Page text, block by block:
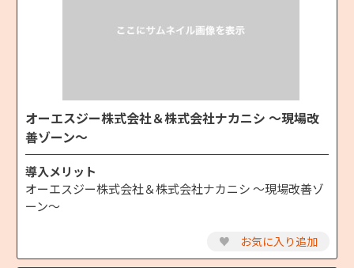
オーエスジー株式会社＆株式会社ナカニシ ～現場改
善ゾーン～
導入メリット
オーエスジー株式会社＆株式会社ナカニシ ～現場改善ゾ
ーン～
♥ お気に入り追加